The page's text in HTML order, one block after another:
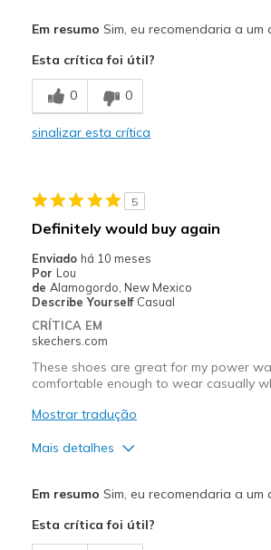
Breathe Well
Comfortable
sports Activity
Width
Sizing
View On Shoes
I'm Really Into Shoes
Em resumo Sim, eu recomendaria a um
Esta crítica foi útil?
0 0
sinalizar esta crítica
5
Definitely would buy again
Enviado há 10 meses
Por Lou
de Alamogordo, New Mexico
Describe Yourself Casual
CRÍTICA EM
skechers.com
These shoes are great for my power
comfortable enough to wear casually
Mostrar tradução
Mais detalhes
Breathe Well
Em resumo Sim, eu recomendaria a um
Esta crítica foi útil?